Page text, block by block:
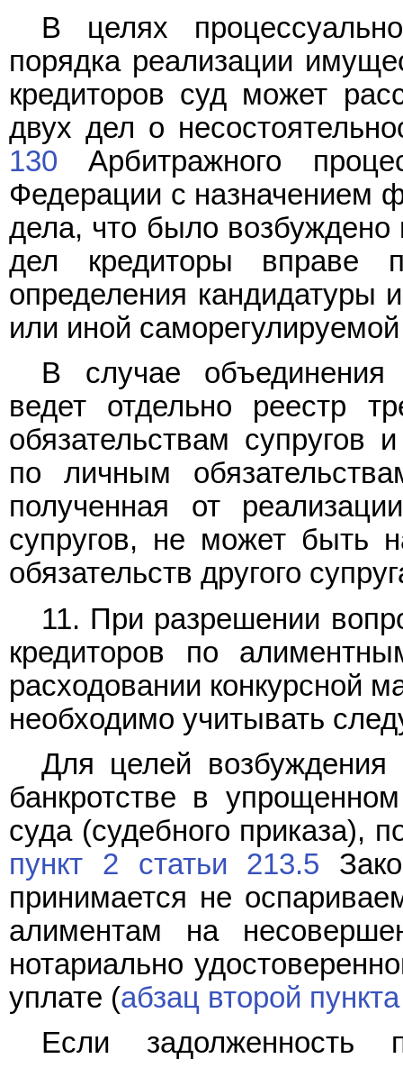
В целях
порядка реализации
кредиторов суд может
двух дел о
130 Арбитражного
Федерации с назначением
дела, что было
дел кредиторы вправе
определения кандидатуры
или иной
В случае
ведет отдельно реестр
обязательствам супругов
по личным
полученная от
супругов, не может быть
обязательств другого
11. При разрешении
кредиторов по
расходовании конкурсной
необходимо учитывать
Для целей
банкротстве в
суда (судебного приказа),
пункт 2 статьи 213.5
принимается не
алиментам на
нотариально
уплате (абзац второй
Если задолженность